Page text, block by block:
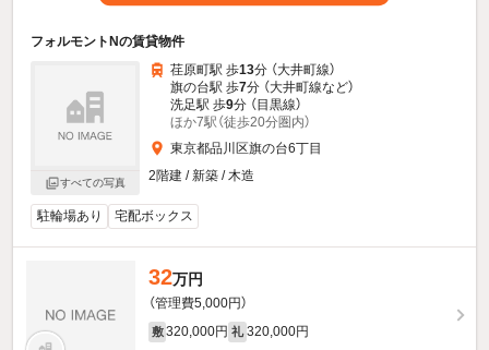
フォルモントNの賃貸物件
すべての写真
荏原町駅 歩13分 （大井町線）
旗の台駅 歩7分 （大井町線など）
洗足駅 歩9分 （目黒線）
ほか7駅（徒歩20分圏内）
東京都品川区旗の台6丁目
2階建 / 新築 / 木造
駐輪場あり 宅配ボックス
32万円
（管理費5,000円）
敷 320,000円 礼 320,000円